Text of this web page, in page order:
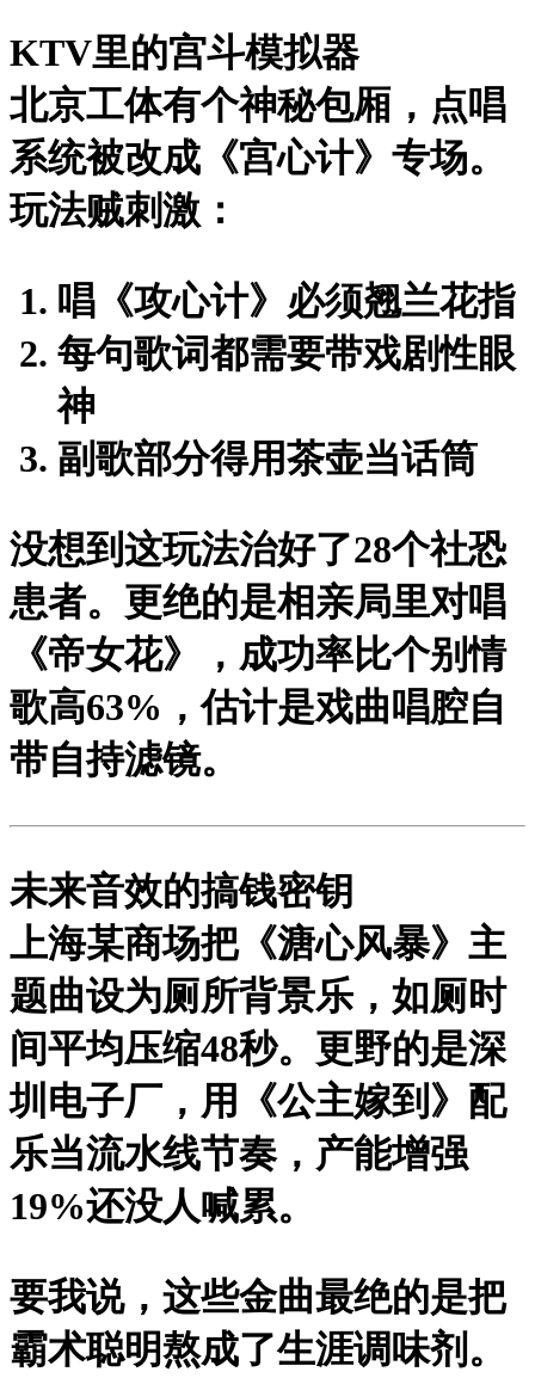
KTV里的宫斗模拟器
北京工体有个神秘包厢，点唱
系统被改成《宫心计》专场。
玩法贼刺激：
唱《攻心计》必须翘兰花指
每句歌词都需要带戏剧性眼
神
副歌部分得用茶壶当话筒
没想到这玩法治好了28个社恐
患者。更绝的是相亲局里对唱
《帝女花》，成功率比个别情
歌高63%，估计是戏曲唱腔自
带自持滤镜。
未来音效的搞钱密钥
上海某商场把《溏心风暴》主
题曲设为厕所背景乐，如厕时
间平均压缩48秒。更野的是深
圳电子厂，用《公主嫁到》配
乐当流水线节奏，产能增强
19%还没人喊累。
要我说，这些金曲最绝的是把
霸术聪明熬成了生涯调味剂。